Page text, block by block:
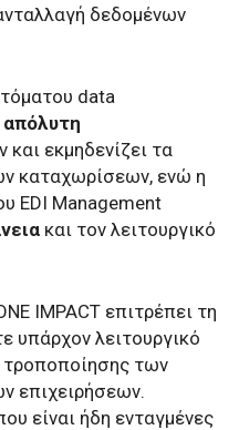
δεδομένων
data
απόλυτη
εκμηδενίζει τα
καταχωρίσεων, ενώ η
EDI Management
και τον λειτουργικό
IMPACT επιτρέπει τη
υπάρχον λειτουργικό
τροποποίησης των
επιχειρήσεων.
είναι ήδη ενταγμένες